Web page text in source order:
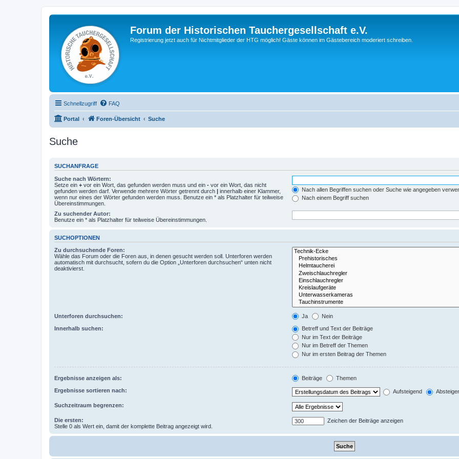
Forum der Historischen Tauchergesellschaft e.V.
Registrierung jetzt auch für Nichtmitglieder der HTG möglich! Gäste können im Gästebereich moderiert schreiben.
Schnellzugriff FAQ
Portal Foren-Übersicht Suche
Suche
SUCHANFRAGE
Suche nach Wörtern:
Setze ein + vor ein Wort, das gefunden werden muss und ein - vor ein Wort, das nicht
gefunden werden darf. Verwende mehrere Wörter getrennt durch | innerhalb einer Klammer,
wenn nur eines der Wörter gefunden werden muss. Benutze ein * als Platzhalter für teilweise
Übereinstimmungen.
Nach allen Begriffen suchen oder Suche wie angegeben
Nach einem Begriff suchen
Zu suchender Autor:
Benutze ein * als Platzhalter für teilweise Übereinstimmungen.
SUCHOPTIONEN
Zu durchsuchende Foren:
Wähle das Forum oder die Foren aus, in denen gesucht werden soll. Unterforen werden
automatisch mit durchsucht, sofern du die Option „Unterforen durchsuchen“ unten nicht
deaktivierst.
Unterforen durchsuchen: Ja Nein
Innerhalb suchen:
Betreff und Text der Beiträge
Nur im Text der Beiträge
Nur im Betreff der Themen
Nur im ersten Beitrag der Themen
Ergebnisse anzeigen als: Beiträge Themen
Ergebnisse sortieren nach: Aufsteigend
Suchzeitraum begrenzen:
Die ersten:
Stelle 0 als Wert ein, damit der komplette Beitrag angezeigt wird.
Zeichen der Beiträge anzeigen